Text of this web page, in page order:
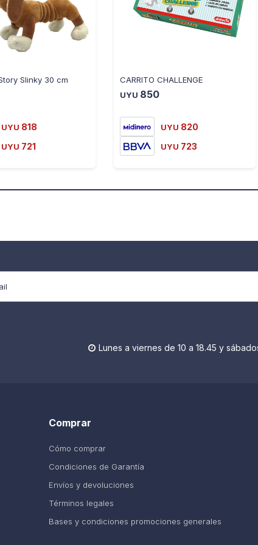
Slinky 30 cm
UYU 818
UYU 721
CARRITO CHALLENGE
UYU 850
UYU 820
UYU 723
 Lunes a viernes de 10 a 18.45 y
Comprar
Cómo comprar
Condiciones de Garantía
Envíos y devoluciones
Términos legales
Bases y condiciones promociones generales